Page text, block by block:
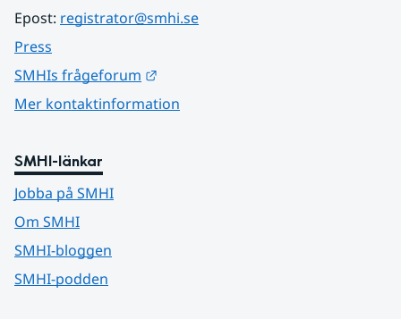
Epost: registrator@smhi.se
Press
SMHIs frågeforum
Mer kontaktinformation
SMHI-länkar
Jobba på SMHI
Om SMHI
SMHI-bloggen
SMHI-podden